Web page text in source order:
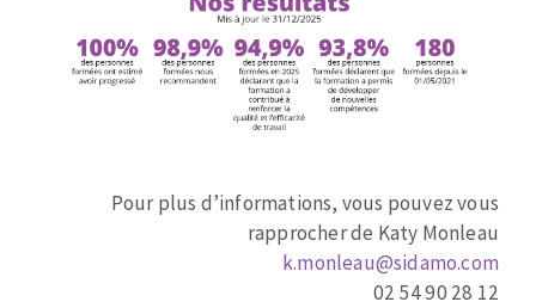
Pour plus d’informations, vous pouvez vous
rapprocher de Katy Monleau
k.monleau@sidamo.com
02 54 90 28 12